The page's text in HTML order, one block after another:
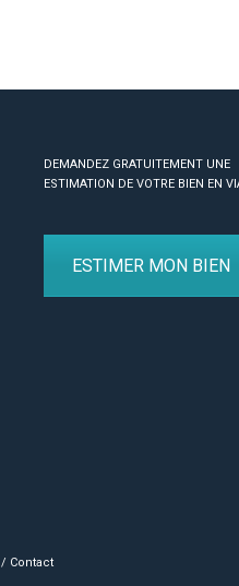
DEMANDEZ GRATUITEMENT UNE
ESTIMATION DE VOTRE BIEN EN
ESTIMER MON BIEN
Contact